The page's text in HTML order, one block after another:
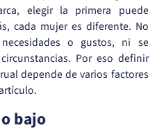
elegir la primera puede
cada mujer es diferente. No
o gustos, ni se
Por eso definir
depende de varios factores
bajo